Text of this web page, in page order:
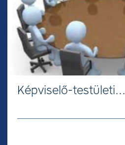
Képviselő-testületi…